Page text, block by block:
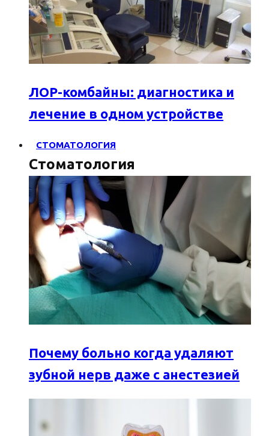
ЛОР-комбайны: диагностика и
лечение в одном устройстве
СТОМАТОЛОГИЯ
Стоматология
Почему больно когда удаляют
зубной нерв даже с анестезией